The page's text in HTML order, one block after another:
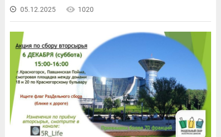
05.12.2025 1020